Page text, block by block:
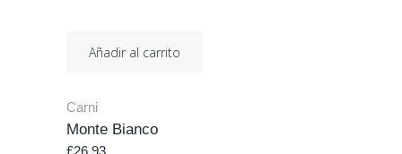
Añadir al carrito
Carni
Monte Bianco
£26.93